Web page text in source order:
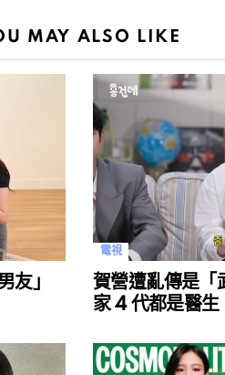
MAY ALSO LIKE
友」
電視
賀營遭亂傳是「
家 4 代都是醫